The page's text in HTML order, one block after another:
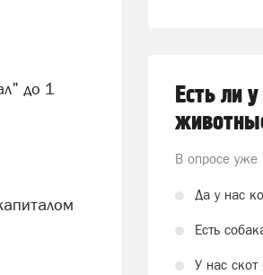
Есть ли
В опросе уже
Да у нас
Есть
У нас скот